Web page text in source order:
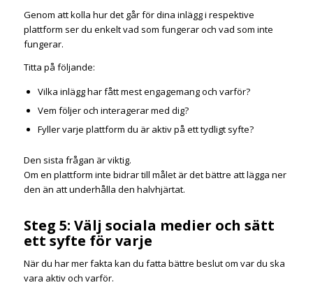
Genom att kolla hur det går för dina inlägg i respektive
plattform ser du enkelt vad som fungerar och vad som inte
fungerar.
Titta på följande:
Vilka inlägg har fått mest engagemang och varför?
Vem följer och interagerar med dig?
Fyller varje plattform du är aktiv på ett tydligt syfte?
Den sista frågan är viktig.
Om en plattform inte bidrar till målet är det bättre att lägga ner
den än att underhålla den halvhjärtat.
Steg 5: Välj sociala medier och sätt
ett syfte för varje
När du har mer fakta kan du fatta bättre beslut om var du ska
vara aktiv och varför.